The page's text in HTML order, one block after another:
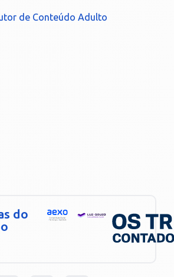
de Conteúdo Adulto
do